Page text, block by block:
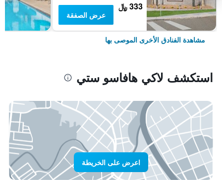
333 ﷼
عرض الصفقة
مشاهدة الفنادق الأخرى الموصى بها
استكشف لاكي هافاسو ستي
اعرض على الخريطة